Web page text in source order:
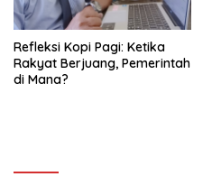
Refleksi Kopi Pagi: Ketika
Rakyat Berjuang, Pemerintah
di Mana?